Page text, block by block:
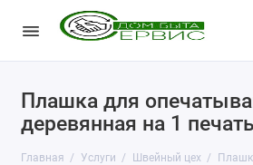
Плашка для
деревянная на 1 печать
Главная Услуги Швейный цех